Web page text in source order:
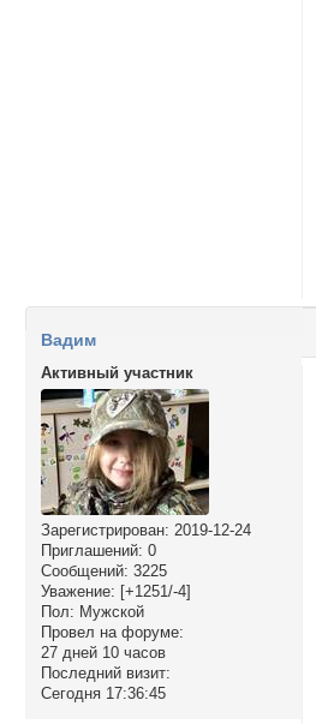
Вадим
Активный участник
Зарегистрирован: 2019-12-24
Приглашений: 0
Сообщений: 3225
Уважение: [+1251/-4]
Пол: Мужской
Провел на форуме:
27 дней 10 часов
Последний визит:
Сегодня 17:36:45